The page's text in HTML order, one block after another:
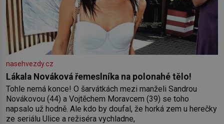
nasehvezdy.cz
Lákala Nováková řemeslníka na polonahé tělo!
Tohle nemá konce! O šarvátkách mezi manželi Sandrou
Novákovou (44) a Vojtěchem Moravcem (39) se toho
napsalo už hodně. Ale kdo by doufal, že horká zem u herečky
ze seriálu Ulice a režiséra vychladne,